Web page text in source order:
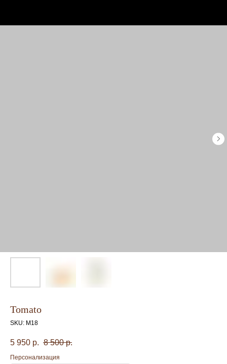
Tomato
SKU: M18
5 950 р. 8 500 р.
Персонализация